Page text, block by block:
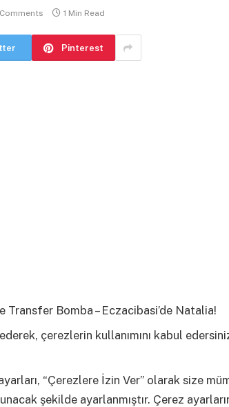
1 Min Read
Pinterest
Transfer Bomba – Eczacibasi’de Natalia!
çerezlerin kullanımını kabul
“Çerezlere İzin Ver” olarak size
şekilde ayarlanmıştır. Çerez